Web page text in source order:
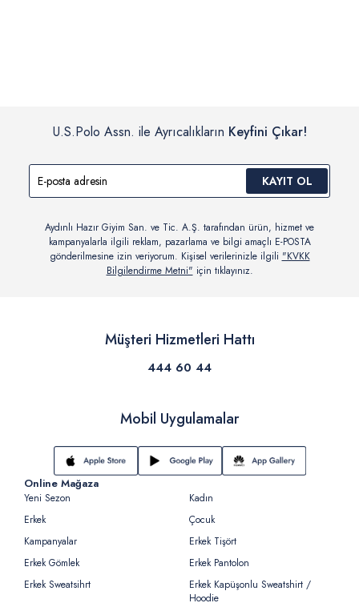
U.S.Polo Assn. ile Ayrıcalıkların Keyfini Çıkar!
KAYIT OL
Aydınlı Hazır Giyim San. ve Tic. A.Ş. tarafından ürün, hizmet ve
kampanyalarla ilgili reklam, pazarlama ve bilgi amaçlı E-POSTA
gönderilmesine izin veriyorum. Kişisel verilerinizle ilgili "KVKK
Bilgilendirme Metni" için tıklayınız.
Müşteri Hizmetleri Hattı
444 60 44
Mobil Uygulamalar
Online Mağaza
Yeni Sezon
Kadın
Erkek
Çocuk
Kampanyalar
Erkek Tişört
Erkek Gömlek
Erkek Pantolon
Erkek Sweatsihrt
Erkek Kapüşonlu Sweatshirt /
Hoodie